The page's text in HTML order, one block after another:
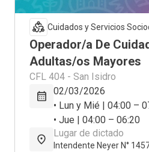
Cuidados y Servicios
Operador/a De
Adultas/os Mayores
CFL 404 - San Isidro
02/03/2026
• Lun y Mié | 04:00 –
• Jue | 04:00 – 06:20
Lugar de dictado
Intendente Neyer N°